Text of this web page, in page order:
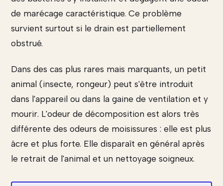
de marécage caractéristique. Ce problème
survient surtout si le drain est partiellement
obstrué.
Dans des cas plus rares mais marquants, un petit
animal (insecte, rongeur) peut s'être introduit
dans l'appareil ou dans la gaine de ventilation et y
mourir. L'odeur de décomposition est alors très
différente des odeurs de moisissures : elle est plus
âcre et plus forte. Elle disparaît en général après
le retrait de l'animal et un nettoyage soigneux.